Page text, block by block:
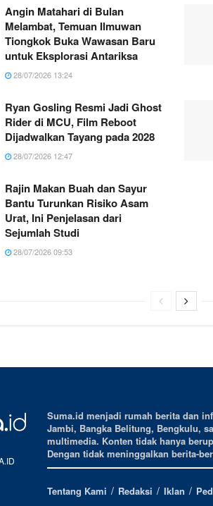
Angin Matahari di Bulan
Melambat, Temuan Ilmuwan
Tiongkok Buka Wawasan Baru
untuk Eksplorasi Antariksa
28/07/2026 13:24
Ryan Gosling Resmi Jadi Ghost
Rider di MCU, Film Reboot
Dijadwalkan Tayang pada 2028
28/07/2026 12:47
Rajin Makan Buah dan Sayur
Bantu Turunkan Risiko Asam
Urat, Ini Penjelasan dari
Sejumlah Studi
28/07/2026 09:53
Suma.id menjadi rumah berita dan
Jambi, Bangka Belitung, Bengkulu,
multimedia. Konten tidak hanya
Dengan tidak meninggalkan berita-
Tentang Kami Redaksi Iklan